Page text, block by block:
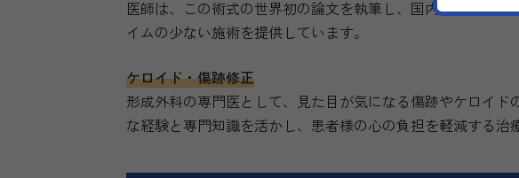
医師は、この術式の世界初の論文を執筆し、国内外で高い
イムの少ない施術を提供しています。
ケロイド・傷跡修正
形成外科の専門医として、見た目が気になる傷跡やケロイド
な経験と専門知識を活かし、患者様の心の負担を軽減する治